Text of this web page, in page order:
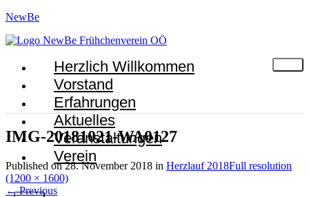
NewBe
Herzlich Willkommen
Vorstand
Erfahrungen
Aktuelles
Veranstaltungen
Verein
IMG-20181021-WA0127
Published on28. November 2018 in Herzlauf 2018Full resolution
(1200 × 1600)
←Previous